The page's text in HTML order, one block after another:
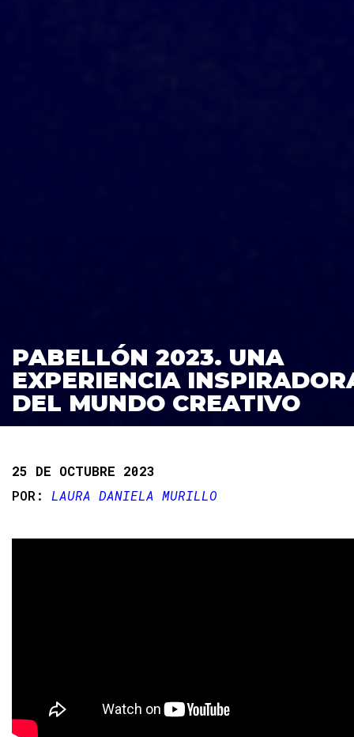
PABELLÓN 2023. UNA
EXPERIENCIA
DEL MUNDO CREATIVO
25 DE OCTUBRE 2023
LAURA DANIELA MURILLO